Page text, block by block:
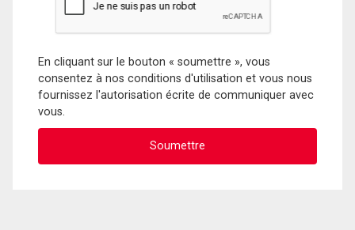
En cliquant sur le bouton « soumettre », vous
consentez à nos conditions d'utilisation et vous nous
fournissez l'autorisation écrite de communiquer avec
vous.